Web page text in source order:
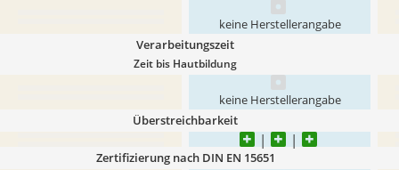
keine Herstellerangabe
Verarbeitungszeit
Zeit bis Hautbildung
keine Herstellerangabe
Überstreichbarkeit
Zertifizierung nach DIN EN 15651